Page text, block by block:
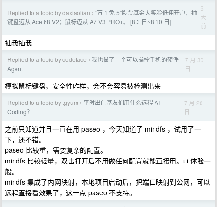
Replied to a topic by daxiaolian › “万 1 免 5”股票基金大笑脸低佣开户，抽
键盘迈从 Ace 68 V2；鼠标迈从 A7 V3 PRO+。 [8.3 日~8.10 日]
6
天
前
抽我抽我
Replied to a topic by codeface › 我也做了一个可以操控手机的硬件
Agent
7 月 30
日
模拟鼠标键盘，安全性咋样，会不会容易被检测出来
Replied to a topic by tgyum › 平时出门基友们用什么远程 AI
Coding？
7 月 20
日
之前只知道并且一直在用 paseo ，今天知道了 mindfs ，试用了一
下，还不错。
paseo 比较重，需要复杂的配置。
mindfs 比较轻量，双击打开后不用做任何配置就能直接用。ui 体验一
般。
mindfs 集成了内网映射，本地项目启动后，把端口映射到公网，可以
远程直接看效果了，这一点 paseo 不支持。